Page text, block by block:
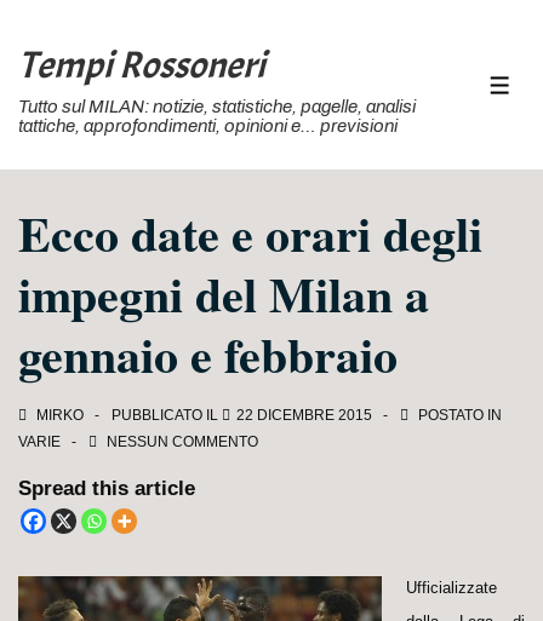
Vai
contenuto
Tempi Rossoneri
Tutto sul MILAN: notizie, statistiche, pagelle, analisi
tattiche, approfondimenti, opinioni e… previsioni
Ecco date e orari degli
impegni del Milan a
gennaio e febbraio
MIRKO PUBBLICATO IL 22 DICEMBRE 2015
POSTATO IN
VARIE
NESSUN COMMENTO
Spread this article
Ufficializzate